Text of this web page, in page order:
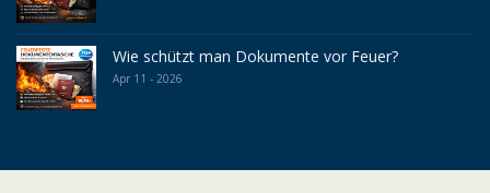
Wie schützt man Dokumente vor Feuer?
Apr 11 - 2026